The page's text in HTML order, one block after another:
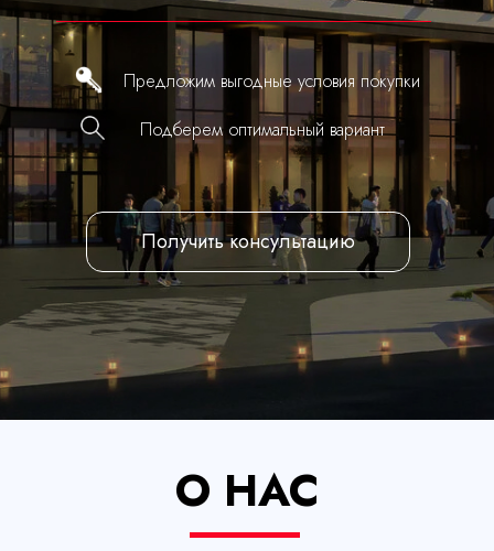
Предложим выгодные условия покупки
Получить консультацию
Подберем оптимальный вариант
О НАС